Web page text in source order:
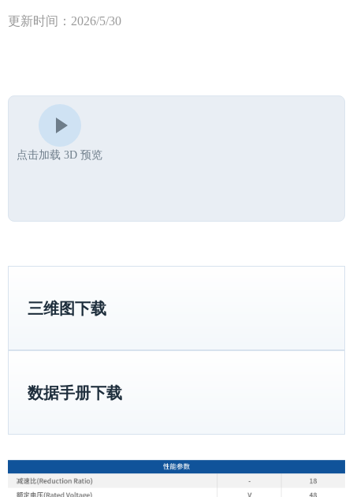
更新时间：2026/5/30
点击加载 3D 预览
三维图下载
数据手册下载